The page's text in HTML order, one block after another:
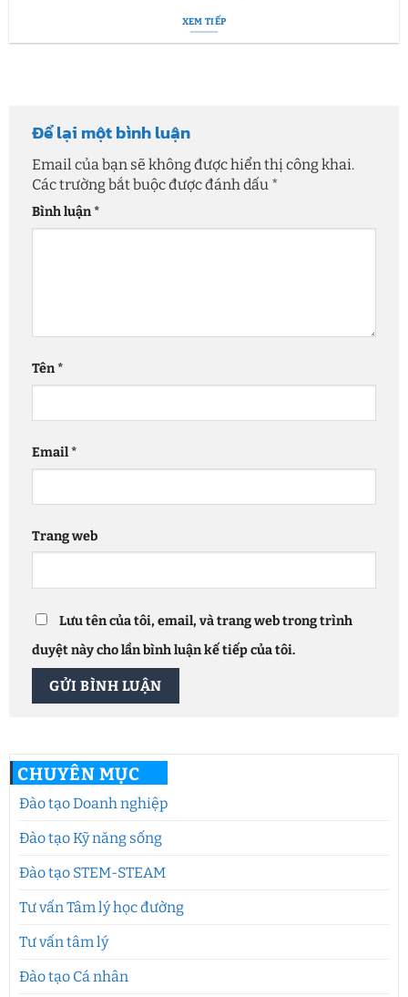
CHUYÊN MỤC
Đào tạo Doanh nghiệp
Đào tạo Kỹ năng sống
Đào tạo STEM-STEAM
Tư vấn Tâm lý học đường
Tư vấn tâm lý
Đào tạo Cá nhân
XEM TIẾP
Để lại một bình luận
Email của bạn sẽ không được hiển thị công khai.
Các trường bắt buộc được đánh dấu *
Bình luận*
Tên*
Email*
Trang web
Lưu tên của tôi, email, và trang web trong trình
duyệt này cho lần bình luận kế tiếp của tôi.